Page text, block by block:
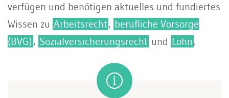
verfügen und benötigen aktuelles und fundiertes
Wissen zu Arbeitsrecht, berufliche Vorsorge
(BVG), Sozialversicherungsrecht und Lohn.